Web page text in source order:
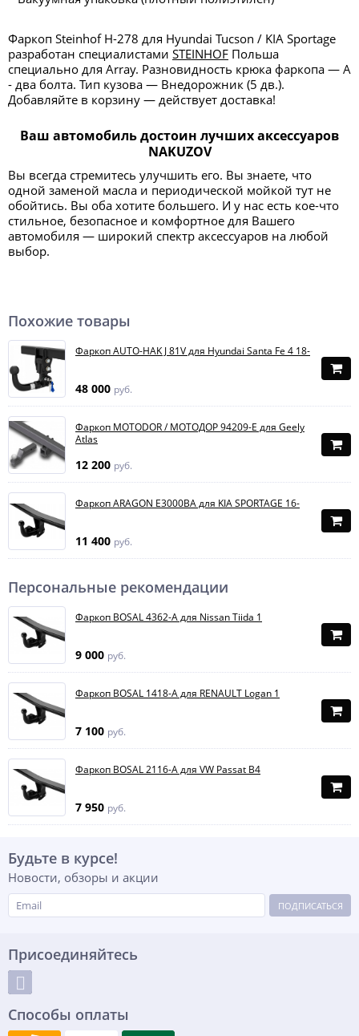
Фаркоп Steinhof H-278 для Hyundai Tucson / KIA Sportage
разработан специалистами STEINHOF Польша
специально для Array. Разновидность крюка фаркопа — А
- два болта. Тип кузова — Внедорожник (5 дв.).
Добавляйте в корзину — действует доставка!
Ваш автомобиль достоин лучших аксессуаров
NAKUZOV
Вы всегда стремитесь улучшить его. Вы знаете, что
одной заменой масла и периодической мойкой тут не
обойтись. Вы оба хотите большего. И у нас есть кое-что
стильное, безопасное и комфортное для Вашего
автомобиля — широкий спектр аксессуаров на любой
выбор.
Похожие товары
Фаркоп AUTO-HAK J 81V для Hyundai Santa Fe 4 18-
48 000 руб.
Фаркоп MOTODOR / МОТОДОР 94209-E для Geely
Atlas
12 200 руб.
Фаркоп ARAGON E3000BA для KIA SPORTAGE 16-
11 400 руб.
Персональные рекомендации
Фаркоп BOSAL 4362-A для Nissan Tiida 1
9 000 руб.
Фаркоп BOSAL 1418-A для RENAULT Logan 1
7 100 руб.
Фаркоп BOSAL 2116-A для VW Passat B4
7 950 руб.
Будьте в курсе!
Новости, обзоры и акции
ПОДПИСАТЬСЯ
Присоединяйтесь
Способы оплаты